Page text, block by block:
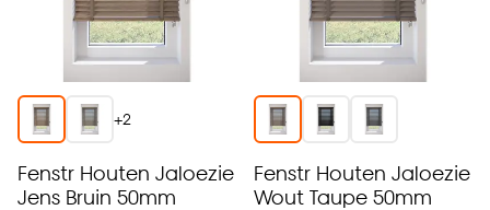
+2
Fenstr Houten Jaloezie
Jens Bruin 50mm
Fenstr Houten Jaloezie
Wout Taupe 50mm